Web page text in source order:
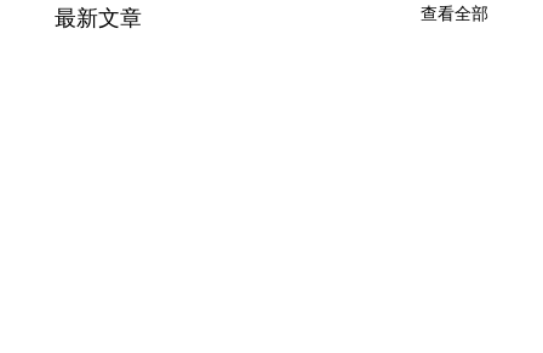
最新文章 查看全部